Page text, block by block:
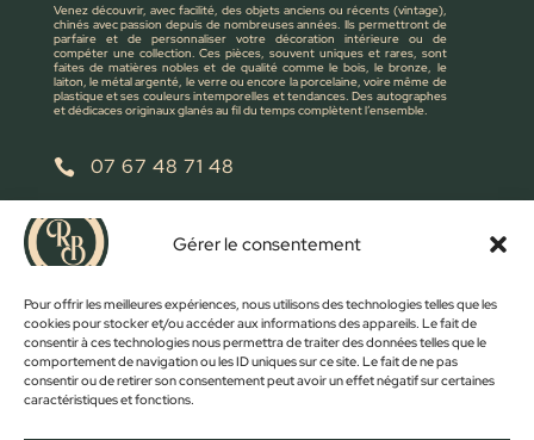
Gérer le consentement
Pour offrir les meilleures expériences, nous utilisons des technologies telles que les
cookies pour stocker et/ou accéder aux informations des appareils. Le fait de
consentir à ces technologies nous permettra de traiter des données telles que le
comportement de navigation ou les ID uniques sur ce site. Le fait de ne pas
consentir ou de retirer son consentement peut avoir un effet négatif sur certaines
caractéristiques et fonctions.
Venez découvrir, avec facilité, des objets anciens ou récents (vintage),
chinés avec passion depuis de nombreuses années. Ils permettront de
parfaire et de personnaliser votre décoration intérieure ou de
compéter une collection. Ces pièces, souvent uniques et rares, sont
faites de matières nobles et de qualité comme le bois, le bronze, le
laiton, le métal argenté, le verre ou encore la porcelaine, voire même de
plastique et ses couleurs intemporelles et tendances. Des autographes
et dédicaces originaux glanés au fil du temps complètent l’ensemble.
 07 67 48 71 48
 retrobroc85@gmail.com
NOUS ÉCRIRE